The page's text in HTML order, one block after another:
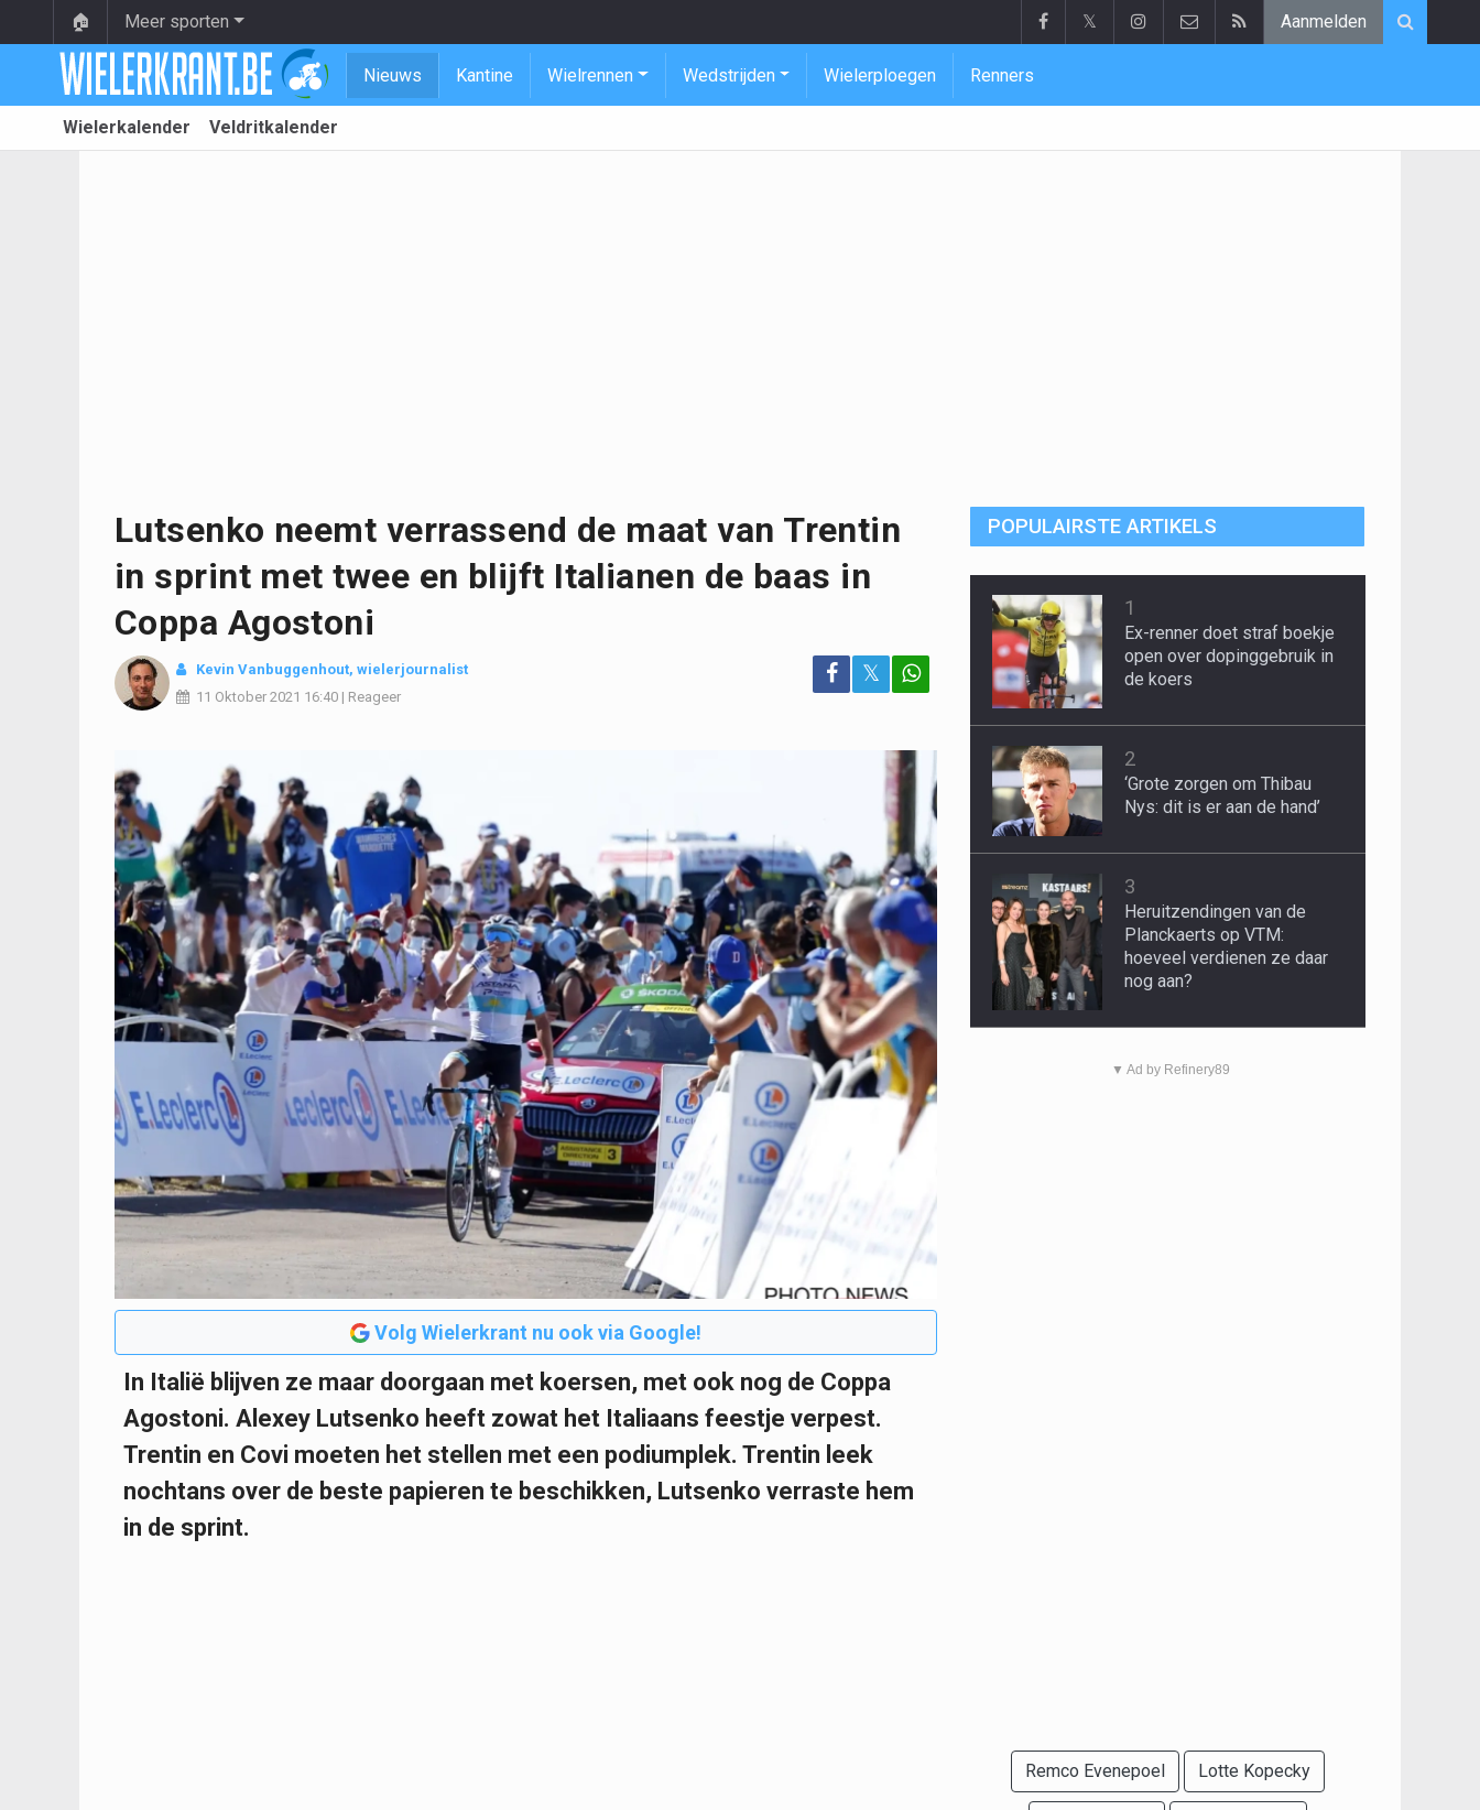
🏠 Meer sporten 𝕏 Aanmelden
Nieuws Kantine Wielrennen Wedstrijden Wielerploegen Renners
Wielerkalender Veldritkalender
Lutsenko neemt verrassend de maat van Trentin
in sprint met twee en blijft Italianen de baas in
Coppa Agostoni
Kevin Vanbuggenhout, wielerjournalist
11 Oktober 2021 16:40 | Reageer
𝕏
Volg Wielerkrant nu ook via Google!
In Italië blijven ze maar doorgaan met koersen, met ook nog de Coppa
Agostoni. Alexey Lutsenko heeft zowat het Italiaans feestje verpest.
Trentin en Covi moeten het stellen met een podiumplek. Trentin leek
nochtans over de beste papieren te beschikken, Lutsenko verraste hem
in de sprint.
POPULAIRSTE ARTIKELS
1
Ex-renner doet straf boekje
open over dopinggebruik in
de koers
2
‘Grote zorgen om Thibau
Nys: dit is er aan de hand’
3
Heruitzendingen van de
Planckaerts op VTM:
hoeveel verdienen ze daar
nog aan?
▼ Ad by Refinery89
Remco Evenepoel Lotte Kopecky